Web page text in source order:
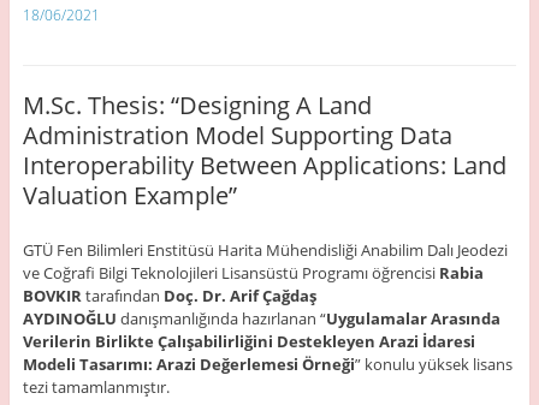
18/06/2021
M.Sc. Thesis: “Designing A Land
Administration Model Supporting Data
Interoperability Between Applications: Land
Valuation Example”
GTÜ Fen Bilimleri Enstitüsü Harita Mühendisliği Anabilim Dalı Jeodezi
ve Coğrafi Bilgi Teknolojileri Lisansüstü Programı öğrencisi Rabia
BOVKIRtarafından Doç. Dr. Arif Çağdaş
AYDINOĞLU danışmanlığında hazırlanan “Uygulamalar Arasında
Verilerin Birlikte Çalışabilirliğini Destekleyen Arazi İdaresi
Modeli Tasarımı: Arazi Değerlemesi Örneği” konulu yüksek lisans
tezi tamamlanmıştır.